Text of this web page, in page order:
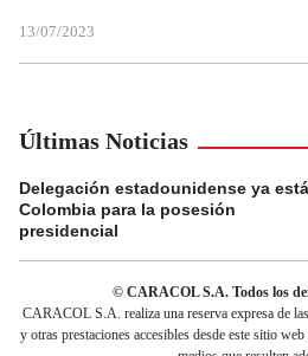
13/07/2023
Últimas Noticias
Delegación estadounidense ya
Colombia para la posesión
presidencial
© CARACOL S.A. Todos los
CARACOL S.A. realiza una reserva expresa de
y otras prestaciones accesibles desde este sitio